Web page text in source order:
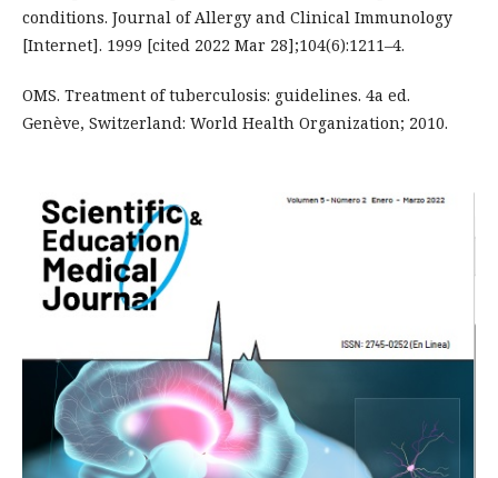
conditions. Journal of Allergy and Clinical Immunology
[Internet]. 1999 [cited 2022 Mar 28];104(6):1211–4.
OMS. Treatment of tuberculosis: guidelines. 4a ed.
Genève, Switzerland: World Health Organization; 2010.